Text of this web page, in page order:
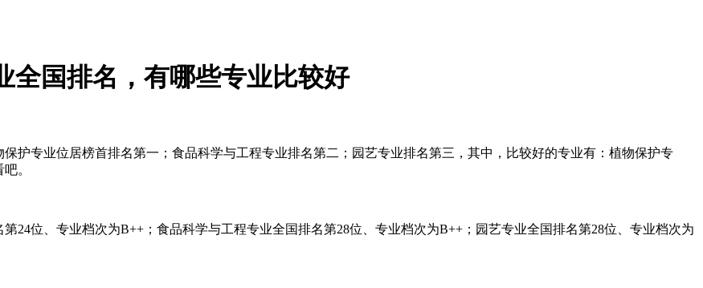
全国排名，有哪些专业比较好
护专业位居榜首排名第一；食品科学与工程专业排名第二；园艺专业排名第三，其中，比较好的专业有：植物保护专
。
24位、专业档次为B++；食品科学与工程专业全国排名第28位、专业档次为B++；园艺专业全国排名第28位、专业档次为